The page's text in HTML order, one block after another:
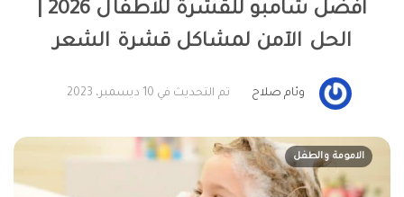
الحل الآمن لمشاكل قشرة الشعر
وئام صلاح تم التحديث في 10 ديسمبر، 2023
الامومة والطفل